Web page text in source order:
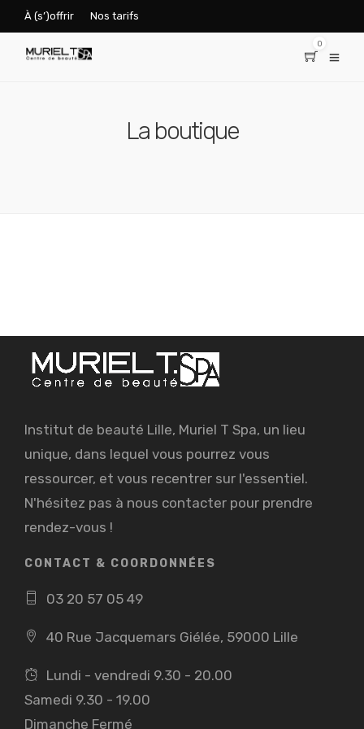
À (s’)offrir Nos tarifs
0
La boutique
Institut de beauté Lille, Muriel T Spa, un lieu
unique, dans lequel vous pourrez vous
ressourcer, et vous recentrer sur l'essentiel.
N'hésitez pas à nous contacter pour prendre
rendez-vous !
CONTACT & COORDONNÉES
03 20 57 05 49
40 Rue Jacquemars Giélée, 59000 Lille
Lundi - vendredi 9.30 - 20.00
Samedi 9.30 - 19.00
Dimanche Fermé